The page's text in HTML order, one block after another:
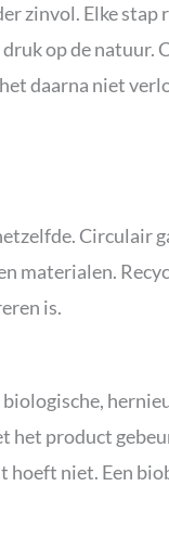
zinvol. Elke
op de natuur.
daarna niet
Circulair
materialen.
is.
het product
hoeft niet. Een